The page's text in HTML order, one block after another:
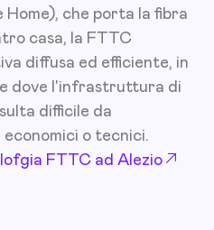
che porta la fibra
casa, la FTTC
diffusa ed efficiente, in
dove l'infrastruttura di
difficile da
o tecnici.
FTTC ad Alezio